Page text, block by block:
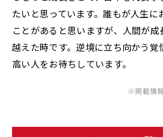
たいと思っています。誰もが人生に
ことがあると思いますが、人間が成
越えた時です。逆境に立ち向かう覚
高い人をお待ちしています。
※掲載情